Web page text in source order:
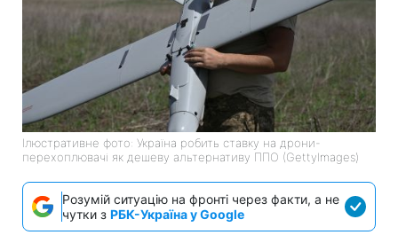
Ілюстративне фото: Україна робить ставку на дрони-
перехоплювачі як дешеву альтернативу ППО (GettyImages)
Розумій ситуацію на фронті через факти, а не
чутки з РБК-Україна у Google